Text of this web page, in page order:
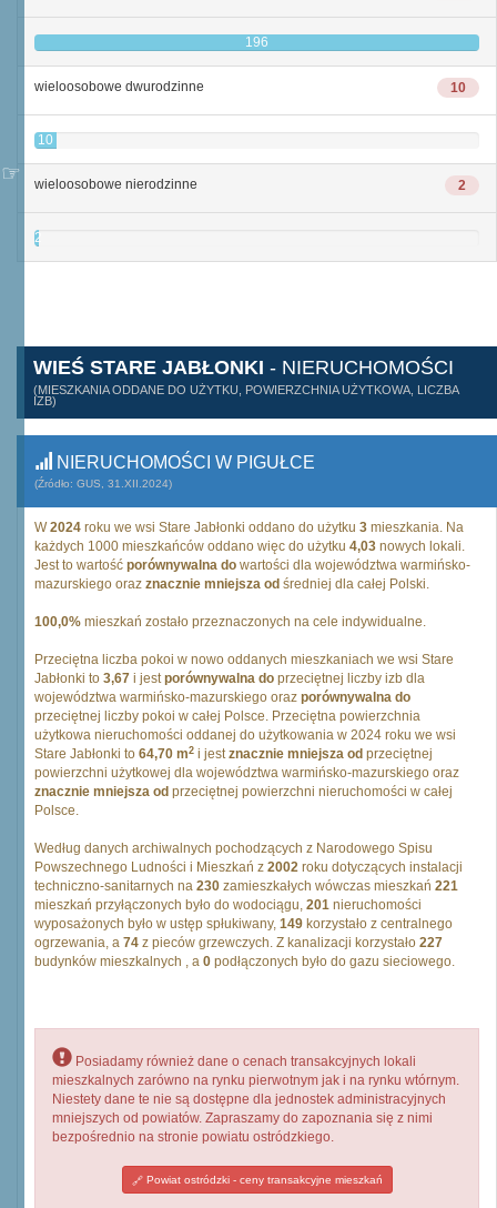
196
10
wieloosobowe dwurodzinne
10
2
wieloosobowe nierodzinne
2
WIEŚ STARE JABŁONKI - NIERUCHOMOŚCI
(MIESZKANIA ODDANE DO UŻYTKU, POWIERZCHNIA UŻYTKOWA, LICZBA
IZB)
NIERUCHOMOŚCI W PIGUŁCE
(Źródło: GUS, 31.XII.2024)
W2024 roku we wsi Stare Jabłonki oddano do użytku 3 mieszkania. Na
każdych 1000 mieszkańców oddano więc do użytku 4,03 nowych lokali.
Jest to wartość porównywalna do wartości dla województwa warmińsko-
mazurskiego oraz znacznie mniejsza od średniej dla całej Polski.
100,0% mieszkań zostało przeznaczonych na cele indywidualne.
Przeciętna liczba pokoi w nowo oddanych mieszkaniach we wsi Stare
Jabłonki to 3,67 i jestporównywalna do przeciętnej liczby izb dla
województwa warmińsko-mazurskiego oraz porównywalna do
przeciętnej liczby pokoi w całej Polsce. Przeciętna powierzchnia
użytkowa nieruchomości oddanej do użytkowania w 2024 roku we wsi
Stare Jabłonki to 64,70 m2 i jestznacznie mniejsza od przeciętnej
powierzchni użytkowej dla województwa warmińsko-mazurskiego oraz
znacznie mniejsza od przeciętnej powierzchni nieruchomości w całej
Polsce.
Według danych archiwalnych pochodzących z Narodowego Spisu
Powszechnego Ludności i Mieszkań z 2002 roku dotyczących instalacji
techniczno-sanitarnych na 230 zamieszkałych wówczas mieszkań 221
mieszkań przyłączonych było do wodociągu, 201 nieruchomości
wyposażonych było w ustęp spłukiwany, 149 korzystało z centralnego
ogrzewania, a 74 z pieców grzewczych. Z kanalizacji korzystało 227
budynków mieszkalnych , a 0 podłączonych było do gazu sieciowego.
Posiadamy również dane o cenach transakcyjnych lokali
mieszkalnych zarówno na rynku pierwotnym jak i na rynku wtórnym.
Niestety dane te nie są dostępne dla jednostek administracyjnych
mniejszych od powiatów. Zapraszamy do zapoznania się z nimi
bezpośrednio na stronie powiatu ostródzkiego.
Powiat ostródzki - ceny transakcyjne mieszkań